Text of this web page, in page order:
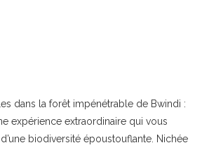
dans la forêt impénétrable de Bwindi :
expérience extraordinaire qui vous
biodiversité époustouflante. Nichée